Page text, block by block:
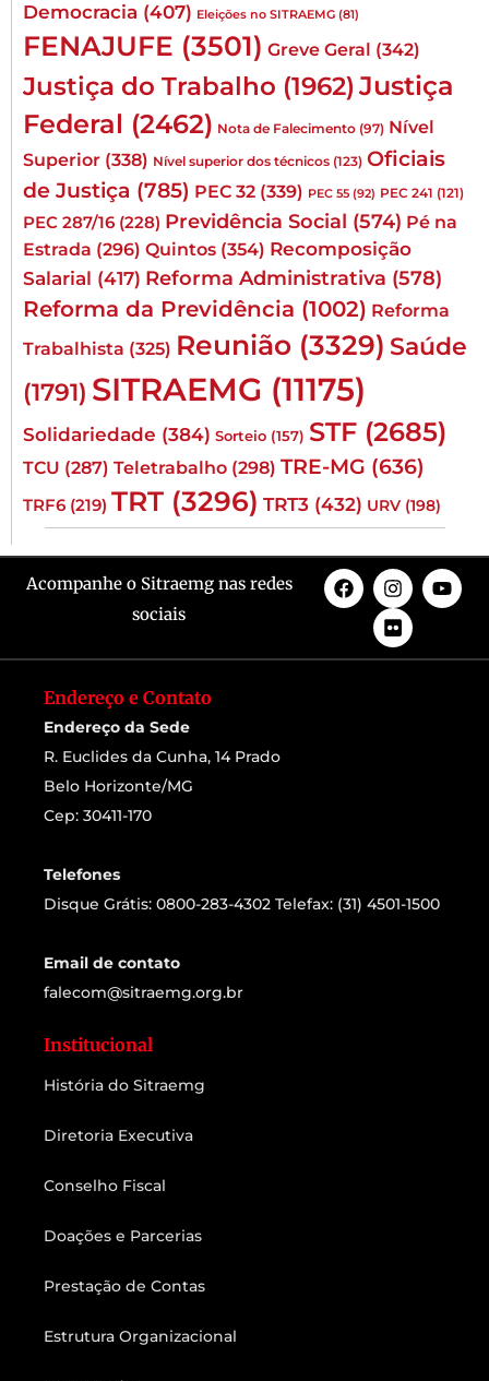
Democracia (407) Eleições no SITRAEMG (81)
FENAJUFE (3501) Greve Geral (342)
Justiça do Trabalho (1962) Justiça
Federal (2462) Nota de Falecimento (97) Nível
Superior (338) Nível superior dos técnicos (123) Oficiais
de Justiça (785) PEC 32 (339) PEC 55 (92) PEC 241 (121)
PEC 287/16 (228) Previdência Social (574) Pé na
Estrada (296) Quintos (354) Recomposição
Salarial (417) Reforma Administrativa (578)
Reforma da Previdência (1002) Reforma
Trabalhista (325) Reunião (3329) Saúde
(1791) SITRAEMG (11175)
Solidariedade (384) Sorteio (157) STF (2685)
TCU (287) Teletrabalho (298) TRE-MG (636)
TRF6 (219) TRT (3296) TRT3 (432) URV (198)
Acompanhe o Sitraemg nas redes
sociais
Endereço e Contato
Endereço da Sede
R. Euclides da Cunha, 14 Prado
Belo Horizonte/MG
Cep: 30411-170
Telefones
Disque Grátis: 0800-283-4302 Telefax: (31) 4501-1500
Email de contato
falecom@sitraemg.org.br
Institucional
História do Sitraemg
Diretoria Executiva
Conselho Fiscal
Doações e Parcerias
Prestação de Contas
Estrutura Organizacional